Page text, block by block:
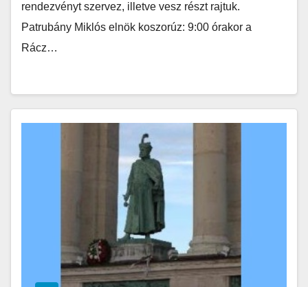
rendezvényt szervez, illetve vesz részt rajtuk.
Patrubány Miklós elnök koszorúz: 9:00 órakor a
Rácz…